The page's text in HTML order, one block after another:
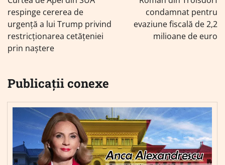
articole
respinge cererea de
urgență a lui Trump privind
restricționarea cetățeniei
prin naștere
condamnat pentru
evaziune fiscală de 2,2
milioane de euro
Publicații conexe